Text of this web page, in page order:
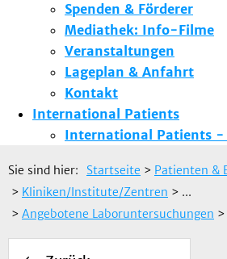
Spenden & Förderer
Mediathek: Info-Filme
Veranstaltungen
Lageplan & Anfahrt
Kontakt
International Patients
International Patients -
Sie sind hier: Startseite > Patienten &
> Kliniken/Institute/Zentren > ...
> Angebotene Laboruntersuchungen >